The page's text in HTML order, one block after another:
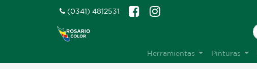
(0341) 4812531
Herramientas Pinturas